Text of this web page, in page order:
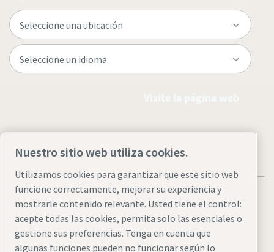
Aviso legal y aviso de privacidadAdministrar cookies
Nuestro sitio web utiliza cookies.
Utilizamos cookies para garantizar que este sitio web
funcione correctamente, mejorar su experiencia y
mostrarle contenido relevante. Usted tiene el control:
acepte todas las cookies, permita solo las esenciales o
gestione sus preferencias. Tenga en cuenta que
algunas funciones pueden no funcionar según lo